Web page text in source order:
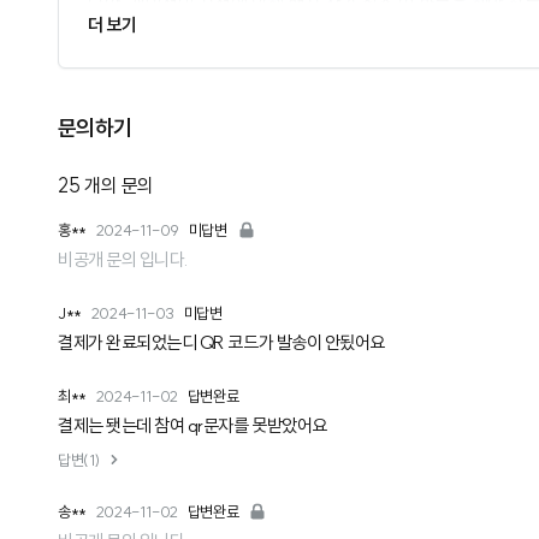
4. 11월 2일(토) 혹은 3일(일) 각각 행사 참가 확정하신 분들
실 수 없습니다. 양일 모두 등록 완료하신 분들은 행사 기념품
5. 더 자세한 문의 사항은 행사 홈페이지의 "호스트에게 문의하
여러분과 만남을 기대합니다!
AWS한국사용자모임 드림
니다. 행사 참가자 확정 및 건물 출입 등록을 위한 것이니 양해
취소하시는 분들이 있으실 것을 대비하여, 참가 대기자 등록
순서에 따라 자동으로 참가 확정이 됩니다. 만약, 기존 참석
자동으로 환불 처리됩니다. 원하신다면, 언제든지 대기 상태에
더 궁금한 점이 있으신 분은 언제든지 행사 홈페이지에 문의
다시 전해 드리겠습니다.
감사합니다.
Update - 10월 25일(금) 18:00에 참가 대기 신청도 마감하였
AWSKRUG 드림
더 보기
문의하기
25 개의 문의
홍** 2024-11-09 미답변
비공개 문의 입니다.
J** 2024-11-03 미답변
결제가 완료되었는디 QR 코드가 발송이 안됬어요
최** 2024-11-02 답변완료
결제는 됏는데 참여 qr문자를 못받았어요
답변(1)
송** 2024-11-02 답변완료